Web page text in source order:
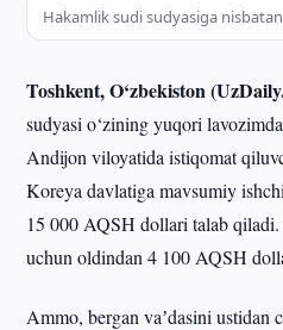
Hakamlik sudi sudyasiga
Toshkent, O‘zbekiston
sudyasi o‘zining yuqori
Andijon viloyatida istiqomat
Koreya davlatiga mavsumiy
15 000 AQSH dollari talab
uchun oldindan 4 100 AQSH
Ammo, bergan vaʼdasini ustidan